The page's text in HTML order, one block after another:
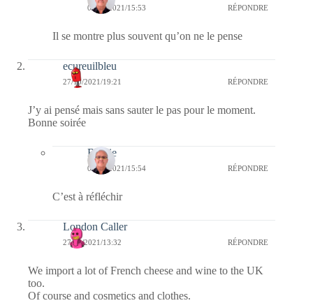
01/11/2021/15:53 RÉPONDRE
Il se montre plus souvent qu’on ne le pense
ecureuilbleu
27/10/2021/19:21 RÉPONDRE
J’y ai pensé mais sans sauter le pas pour le moment.
Bonne soirée
Bernie
01/11/2021/15:54 RÉPONDRE
C’est à réfléchir
London Caller
27/10/2021/13:32 RÉPONDRE
We import a lot of French cheese and wine to the UK
too.
Of course and cosmetics and clothes.